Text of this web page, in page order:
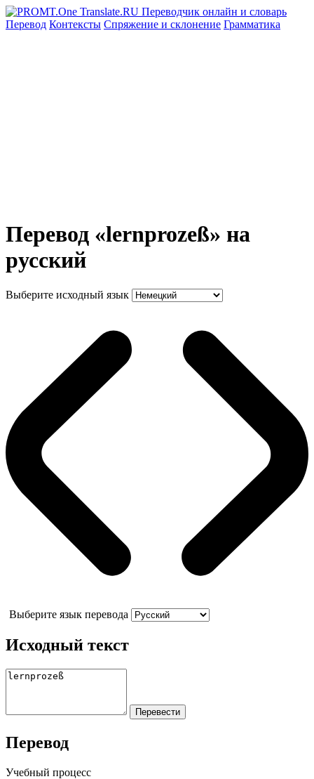
Перевод Контексты Спряжение и склонение Грамматика
Перевод «lernprozeß» на
русский
Выберите исходный язык
Выберите язык перевода
Исходный текст
Перевод
Учебный процесс